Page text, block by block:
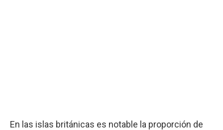
En las islas británicas es notable la proporción de